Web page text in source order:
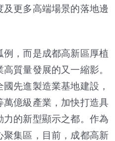
更多高端場景的落地邊
，而是成都高新區厚植
質量發展的又一縮影。
先進製造業基地建設，
億級產業，加快打造具
的新型顯示之都。作為
聚集區，目前，成都高新